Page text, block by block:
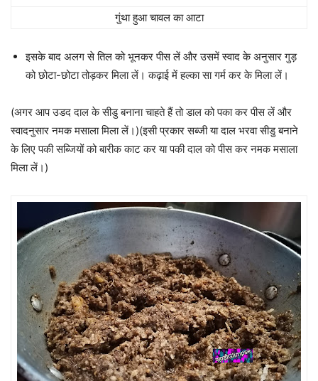
गुंथा हुआ चावल का आटा
इसके बाद अलग से तिल को भूनकर पीस लें और उसमें स्वाद के अनुसार गुड़
को छोटा-छोटा तोड़कर मिला लें। कढ़ाई में हल्का सा गर्म कर के मिला लें।
(अगर आप उडद दाल के सीडु बनाना चाहते हैं तो डाल को पका कर पीस लें और
स्वादनुसार नमक मसाला मिला लें।)(इसी प्रकार सब्जी या दाल भरवा सीडु बनाने
के लिए पकी सब्जियों को बारीक काट कर या पकी दाल को पीस कर नमक मसाला
मिला लें।)